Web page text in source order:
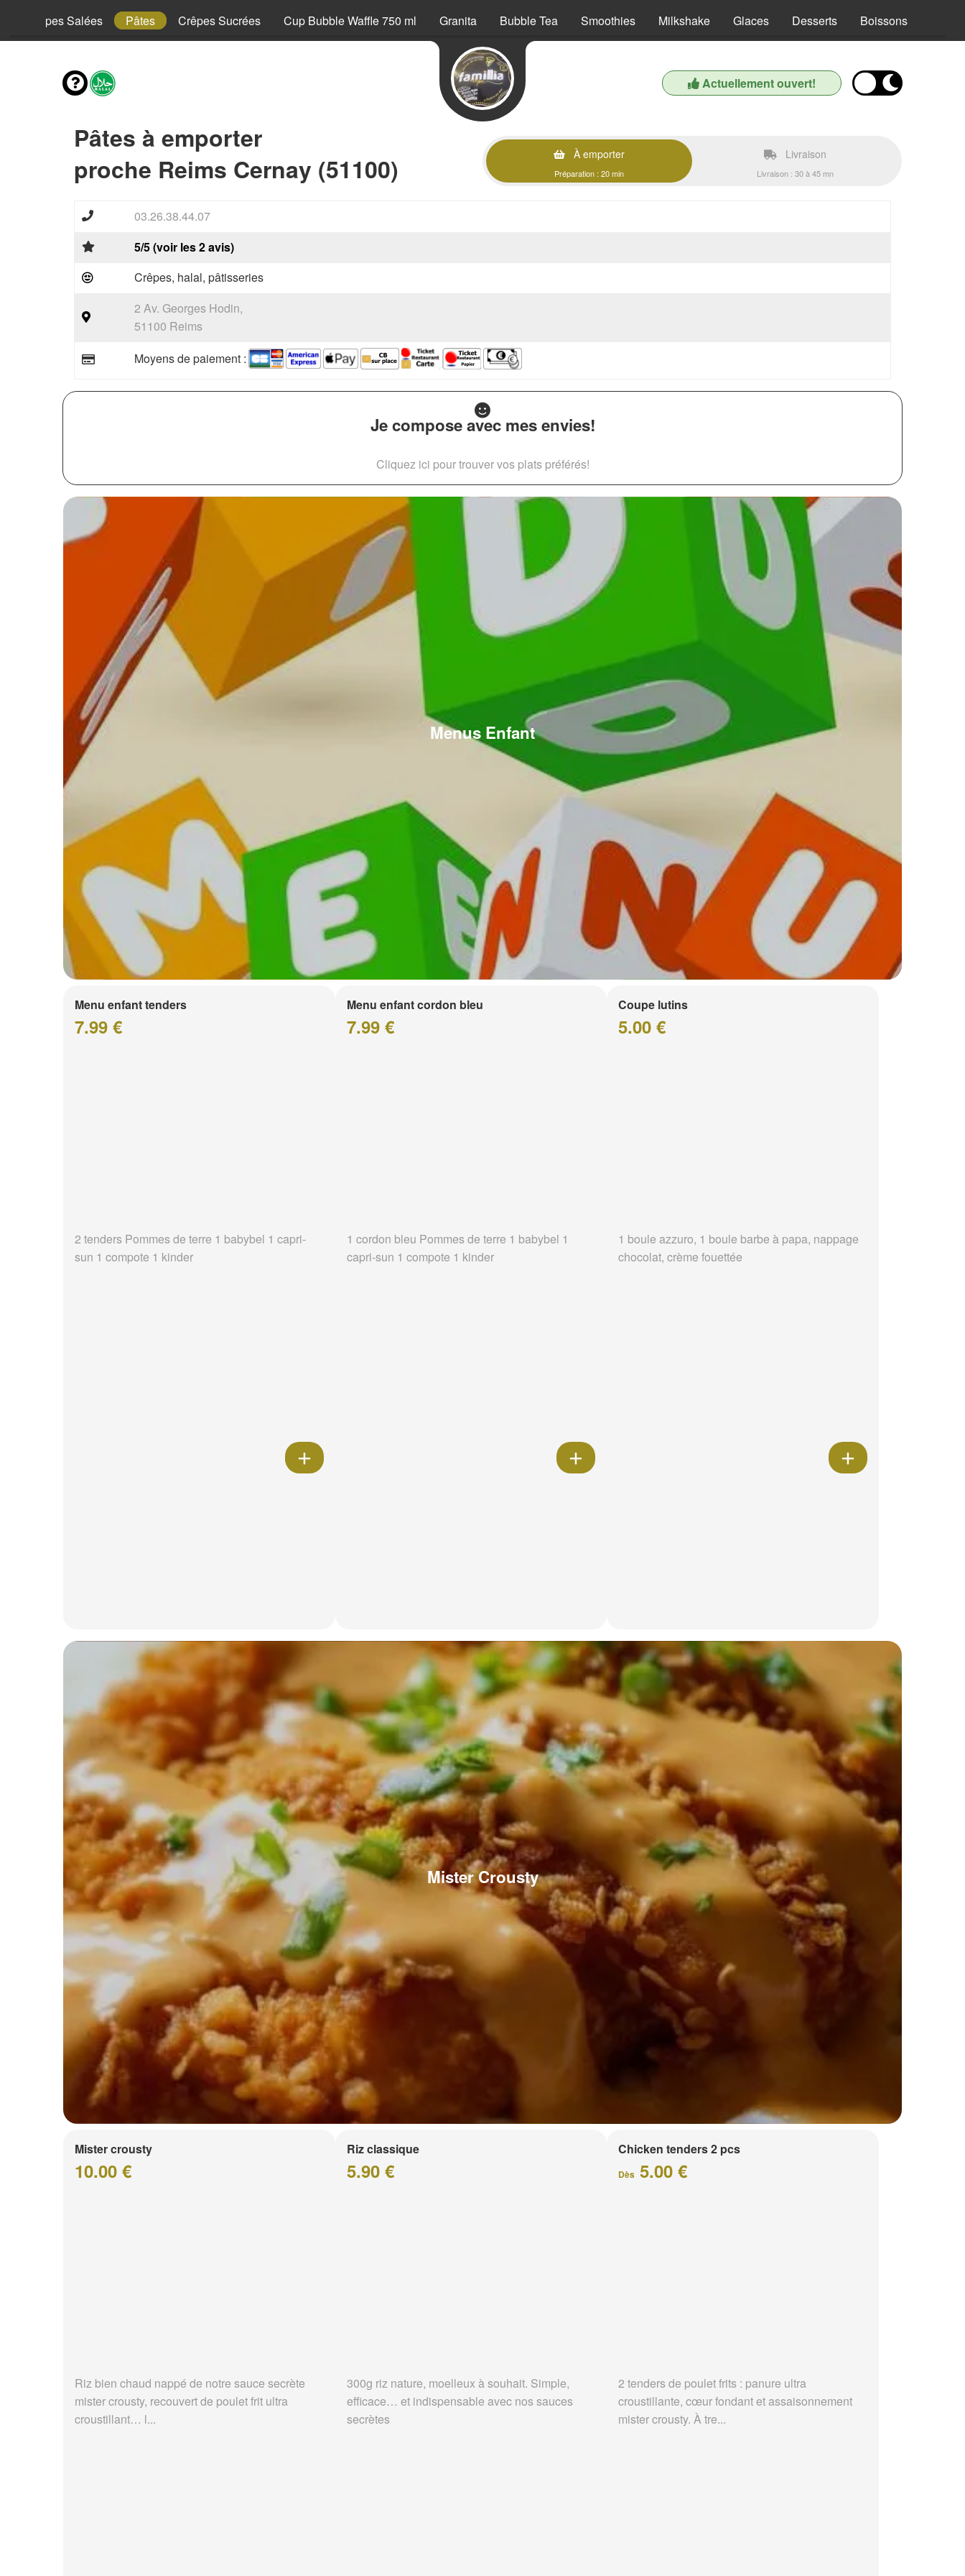
Crêpes Salées Pâtes Crêpes Sucrées Cup Bubble Waffle 750 ml Granita Bubble Tea Smoothies Milkshake Glaces Desserts Boissons
Actuellement ouvert!
Pâtes à emporter
proche Reims Cernay (51100)
À emporter
Préparation : 20 min
Livraison
Livraison : 30 à 45 mn
03.26.38.44.07
5/5 (voir les 2 avis)
Crêpes, halal, pâtisseries
2 Av. Georges Hodin,
51100 Reims
Moyens de paiement :
Je compose avec mes envies!
Cliquez ici pour trouver vos plats préférés!
Menus Enfant
Menu enfant tenders
7.99 €
2 tenders Pommes de terre 1 babybel 1 capri-
sun 1 compote 1 kinder
Menu enfant cordon bleu
7.99 €
1 cordon bleu Pommes de terre 1 babybel 1
capri-sun 1 compote 1 kinder
Coupe lutins
5.00 €
1 boule azzuro, 1 boule barbe à papa, nappage
chocolat, crème fouettée
Mister Crousty
Mister crousty
10.00 €
Riz bien chaud nappé de notre sauce secrète
mister crousty, recouvert de poulet frit ultra
croustillant… l...
Riz classique
5.90 €
300g riz nature, moelleux à souhait. Simple,
efficace… et indispensable avec nos sauces
secrètes
Chicken tenders 2 pcs
Dès 5.00 €
2 tenders de poulet frits : panure ultra
croustillante, cœur fondant et assaisonnement
mister crousty. À tre...